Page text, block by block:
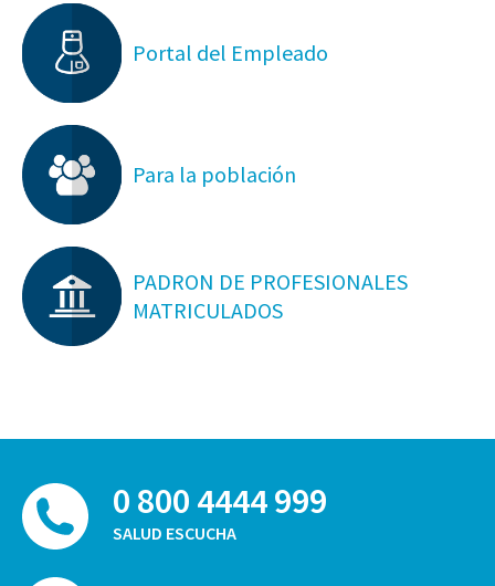
Portal del Empleado
Para la población
PADRON DE PROFESIONALES
MATRICULADOS
0 800 4444 999
SALUD ESCUCHA